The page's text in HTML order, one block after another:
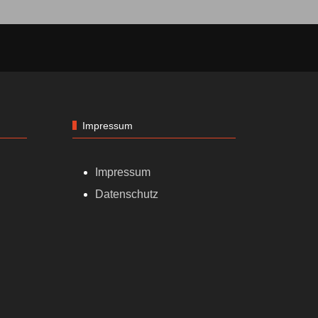
Impressum
Impressum
Datenschutz